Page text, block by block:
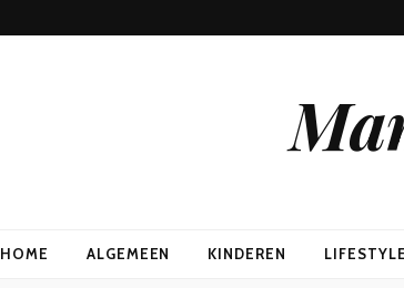
HOME ALGEMEEN KINDEREN LIFESTYLE